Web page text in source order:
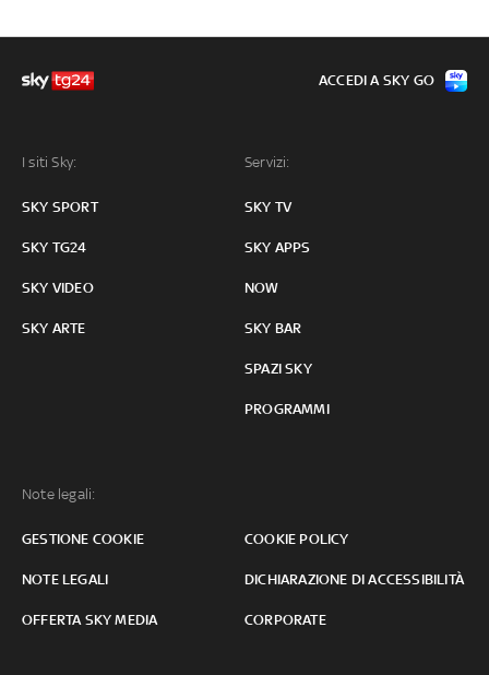
I siti Sky:
SKY SPORT
SKY TG24
SKY VIDEO
SKY ARTE
Servizi:
SKY TV
SKY APPS
NOW
SKY BAR
SPAZI SKY
PROGRAMMI
Note legali:
GESTIONE COOKIE COOKIE POLICY
NOTE LEGALI DICHIARAZIONE DI ACCESSIBILITÀ
OFFERTA SKY MEDIA CORPORATE
ACCEDI A SKY GO